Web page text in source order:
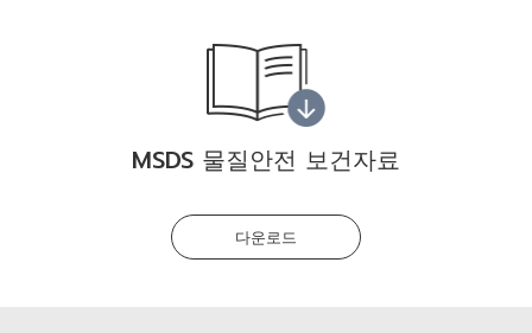
MSDS 물질안전 보건자료
다운로드